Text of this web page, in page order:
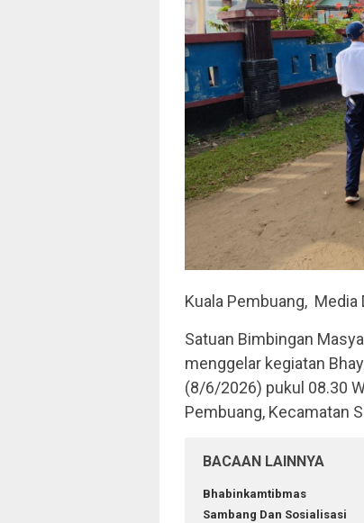
Kuala Pembuang, Media
Satuan Bimbingan
menggelar kegiatan
(8/6/2026) pukul 08.30
Pembuang, Kecamatan
BACAAN LAINNYA
Bhabinkamtibmas
Sambang Dan Sosialisasi